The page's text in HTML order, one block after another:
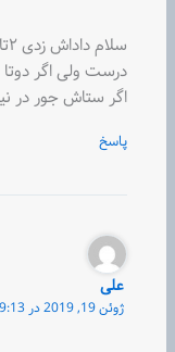
درست ولی اگر دوتا
اگر ستاش جور در
پاسخ
علی
ژوئن 19, 2019 در 9:13 ب.ظ